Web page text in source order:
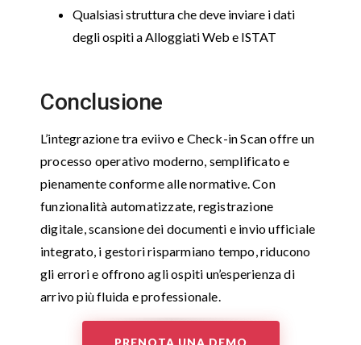
Qualsiasi struttura che deve inviare i dati
degli ospiti a Alloggiati Web e ISTAT
Conclusione
L’integrazione tra eviivo e Check-in Scan offre un
processo operativo moderno, semplificato e
pienamente conforme alle normative. Con
funzionalità automatizzate, registrazione
digitale, scansione dei documenti e invio ufficiale
integrato, i gestori risparmiano tempo, riducono
gli errori e offrono agli ospiti un’esperienza di
arrivo più fluida e professionale.
PRENOTA UNA DEMO